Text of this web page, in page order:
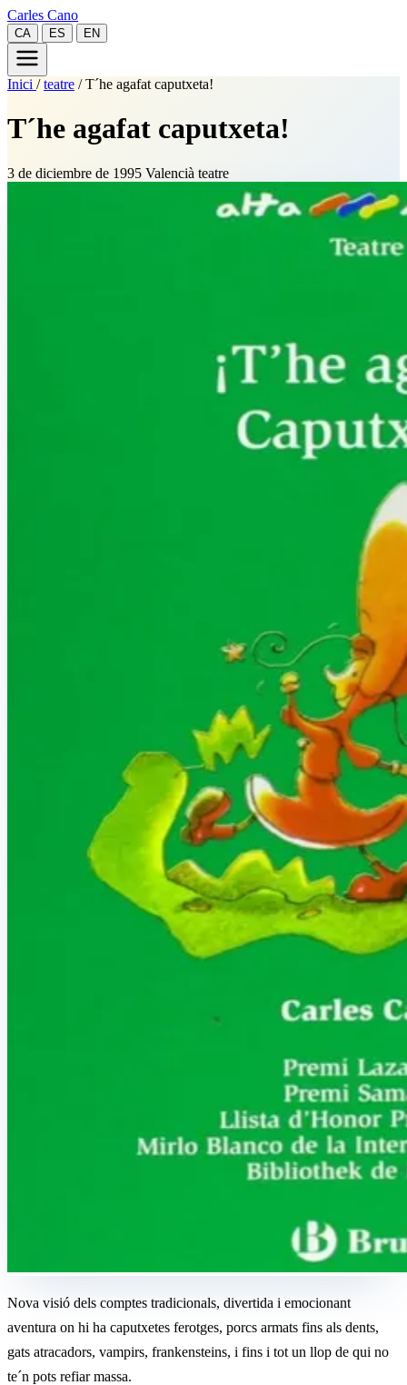
Carles Cano
CA ES EN
Inici / teatre / T´he agafat caputxeta!
T´he agafat caputxeta!
3 de diciembre de 1995 Valencià teatre
Nova visió dels comptes tradicionals, divertida i emocionant
aventura on hi ha caputxetes ferotges, porcs armats fins als dents,
gats atracadors, vampirs, frankensteins, i fins i tot un llop de qui no
te´n pots refiar massa.